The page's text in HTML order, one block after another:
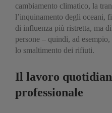
cambiamento climatico, la
l’inquinamento degli oceani,
di influenza più ristretta, ma
persone – quindi, ad
lo smaltimento dei rifiuti.
Il lavoro
professionale